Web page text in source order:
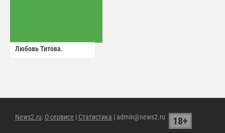
Любовь Титова.
News2.ru: О сервисе | Статистика | admin@news2.ru 18+